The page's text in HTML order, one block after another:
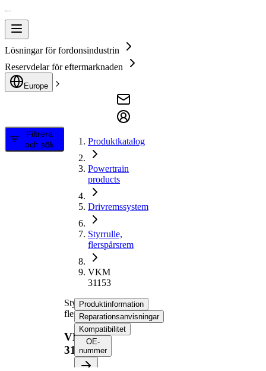
Lösningar för fordonsindustrin
Reservdelar för eftermarknaden
Europe
Filtrera
och sök
Produktkatalog
Powertrain
products
Drivremssystem
Styrrulle,
flerspårsrem
VKM
31153
Styrrulle,
flerspårsrem
VKM
31153
Produktinformation
Reparationsanvisningar
Kompatibilitet
OE-
nummer